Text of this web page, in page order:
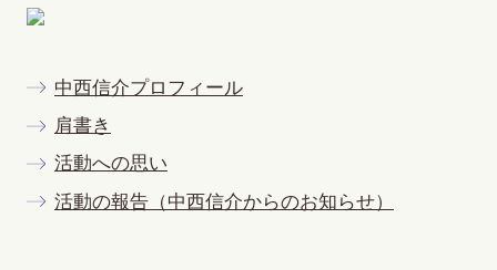
中西信介プロフィール
肩書き
活動への思い
活動の報告（中西信介からのお知らせ）